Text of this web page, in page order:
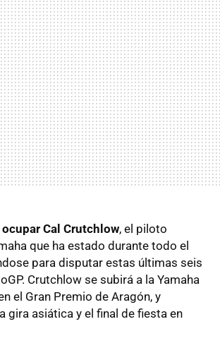
Cal Crutchlow, el piloto
que ha estado durante todo el
para disputar estas últimas seis
Crutchlow se subirá a la Yamaha
el Gran Premio de Aragón, y
gira asiática y el final de fiesta en